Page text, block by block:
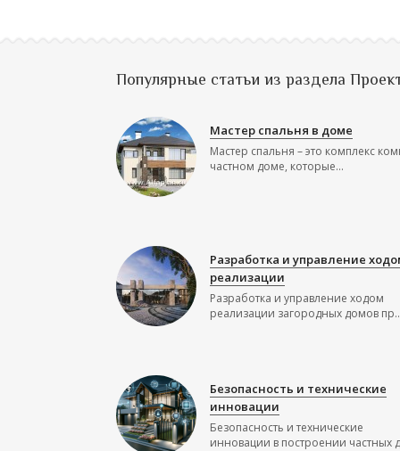
Популярные статьи из раздела
Мастер спальня в доме
Мастер спальня – это комплекс
частном доме, которые...
Разработка и управление
реализации
Разработка и управление ходом
реализации загородных домов
Безопасность и технические
инновации
Безопасность и технические
инновации в построении частных